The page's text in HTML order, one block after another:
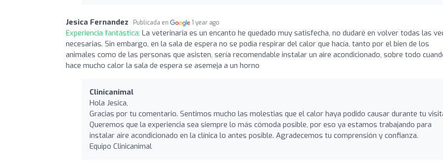
Jesica Fernandez Publicada en 1 year ago
Experiencia fantástica: La veterinaria es un encanto he quedado muy satisfecha, no dudaré en volver todas las
necesarias. Sin embargo, en la sala de espera no se podía respirar del calor que hacía, tanto por el bien de los
animales como de las personas que asisten, sería recomendable instalar un aire acondicionado, sobre todo
hace mucho calor la sala de espera se asemeja a un horno
Clinicanimal
Hola Jesica,
Gracias por tu comentario. Sentimos mucho las molestias que el calor haya podido causar durante tu
Queremos que la experiencia sea siempre lo más cómoda posible, por eso ya estamos trabajando para
instalar aire acondicionado en la clínica lo antes posible. Agradecemos tu comprensión y confianza.
Equipo Clinicanimal